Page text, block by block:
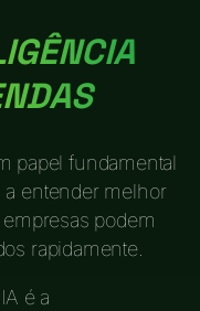
papel fundamental
a entender melhor
podem
rapidamente.
é a